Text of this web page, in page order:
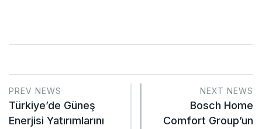
PREV NEWS
Türkiye’de Güneş
Enerjisi Yatırımlarını
NEXT NEWS
Bosch Home
Comfort Group’un